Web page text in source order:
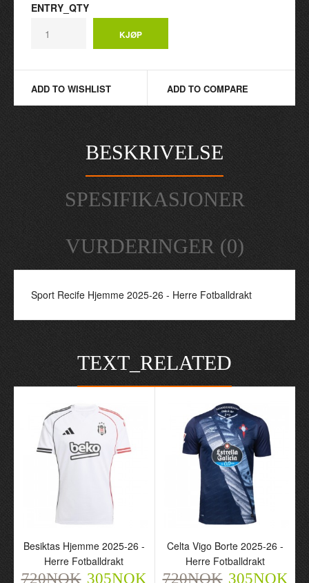
ENTRY_QTY
ADD TO WISHLIST ADD TO COMPARE
BESKRIVELSE
SPESIFIKASJONER
VURDERINGER (0)
Sport Recife Hjemme 2025-26 - Herre Fotballdrakt
TEXT_RELATED
Besiktas Hjemme 2025-26 -
Herre Fotballdrakt
720NOK 305NOK
Celta Vigo Borte 2025-26 -
Herre Fotballdrakt
720NOK 305NOK